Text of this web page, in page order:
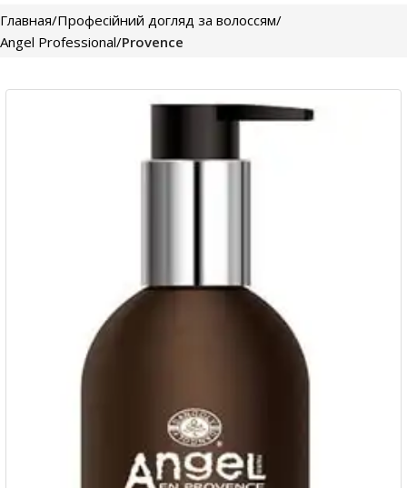
Главная Професійний догляд за волоссям
Angel Professional Provence